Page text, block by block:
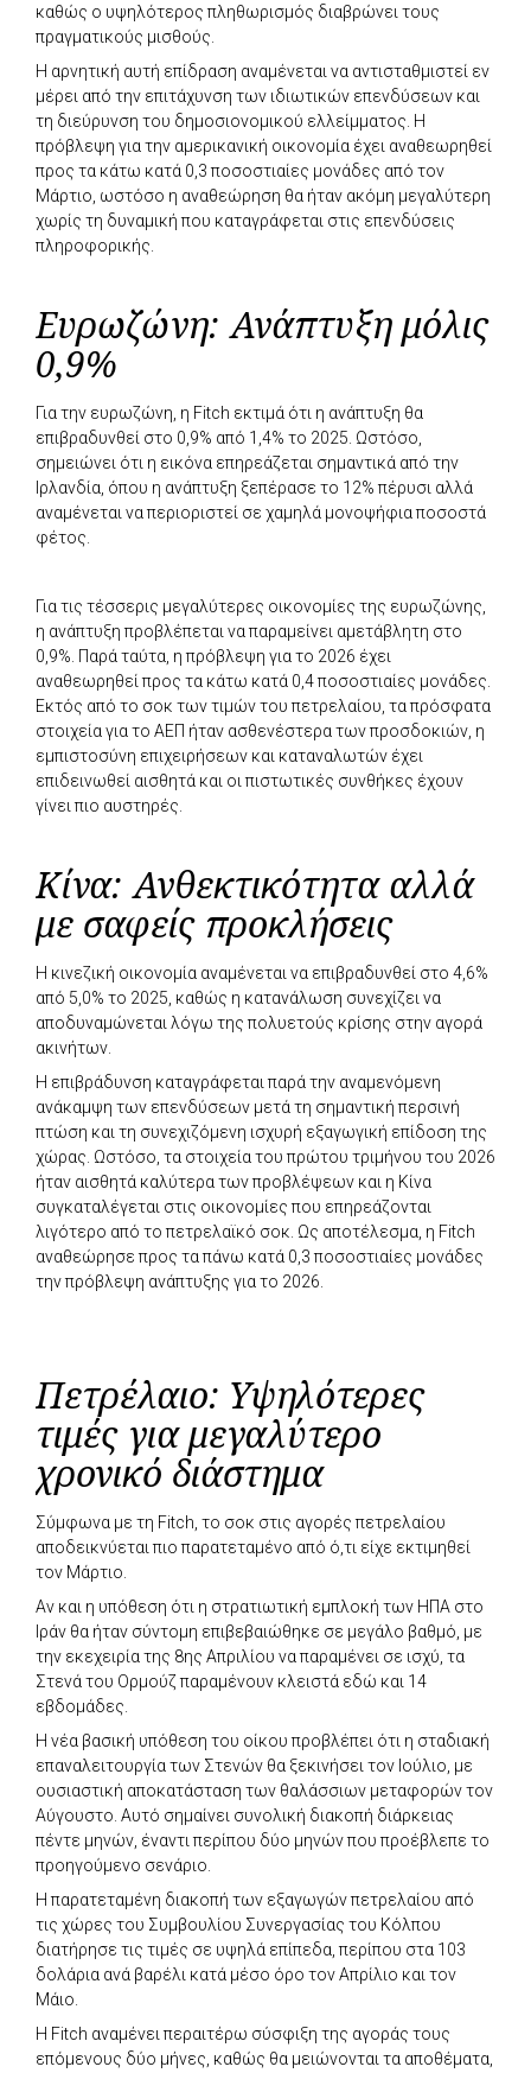
καθώς ο υψηλότερος πληθωρισμός διαβρώνει τους
πραγματικούς μισθούς.
Η αρνητική αυτή επίδραση αναμένεται να αντισταθμιστεί εν
μέρει από την επιτάχυνση των ιδιωτικών επενδύσεων και
τη διεύρυνση του δημοσιονομικού ελλείμματος. Η
πρόβλεψη για την αμερικανική οικονομία έχει αναθεωρηθεί
προς τα κάτω κατά 0,3 ποσοστιαίες μονάδες από τον
Μάρτιο, ωστόσο η αναθεώρηση θα ήταν ακόμη μεγαλύτερη
χωρίς τη δυναμική που καταγράφεται στις επενδύσεις
πληροφορικής.
Ευρωζώνη: Ανάπτυξη μόλις
0,9%
Για την ευρωζώνη, η Fitch εκτιμά ότι η ανάπτυξη θα
επιβραδυνθεί στο 0,9% από 1,4% το 2025. Ωστόσο,
σημειώνει ότι η εικόνα επηρεάζεται σημαντικά από την
Ιρλανδία, όπου η ανάπτυξη ξεπέρασε το 12% πέρυσι αλλά
αναμένεται να περιοριστεί σε χαμηλά μονοψήφια ποσοστά
φέτος.
Για τις τέσσερις μεγαλύτερες οικονομίες της ευρωζώνης,
η ανάπτυξη προβλέπεται να παραμείνει αμετάβλητη στο
0,9%. Παρά ταύτα, η πρόβλεψη για το 2026 έχει
αναθεωρηθεί προς τα κάτω κατά 0,4 ποσοστιαίες μονάδες.
Εκτός από το σοκ των τιμών του πετρελαίου, τα πρόσφατα
στοιχεία για το ΑΕΠ ήταν ασθενέστερα των προσδοκιών, η
εμπιστοσύνη επιχειρήσεων και καταναλωτών έχει
επιδεινωθεί αισθητά και οι πιστωτικές συνθήκες έχουν
γίνει πιο αυστηρές.
Κίνα: Ανθεκτικότητα αλλά
με σαφείς προκλήσεις
Η κινεζική οικονομία αναμένεται να επιβραδυνθεί στο 4,6%
από 5,0% το 2025, καθώς η κατανάλωση συνεχίζει να
αποδυναμώνεται λόγω της πολυετούς κρίσης στην αγορά
ακινήτων.
Η επιβράδυνση καταγράφεται παρά την αναμενόμενη
ανάκαμψη των επενδύσεων μετά τη σημαντική περσινή
πτώση και τη συνεχιζόμενη ισχυρή εξαγωγική επίδοση της
χώρας. Ωστόσο, τα στοιχεία του πρώτου τριμήνου του 2026
ήταν αισθητά καλύτερα των προβλέψεων και η Κίνα
συγκαταλέγεται στις οικονομίες που επηρεάζονται
λιγότερο από το πετρελαϊκό σοκ. Ως αποτέλεσμα, η Fitch
αναθεώρησε προς τα πάνω κατά 0,3 ποσοστιαίες μονάδες
την πρόβλεψη ανάπτυξης για το 2026.
Πετρέλαιο: Υψηλότερες
τιμές για μεγαλύτερο
χρονικό διάστημα
Σύμφωνα με τη Fitch, το σοκ στις αγορές πετρελαίου
αποδεικνύεται πιο παρατεταμένο από ό,τι είχε εκτιμηθεί
τον Μάρτιο.
Αν και η υπόθεση ότι η στρατιωτική εμπλοκή των ΗΠΑ στο
Ιράν θα ήταν σύντομη επιβεβαιώθηκε σε μεγάλο βαθμό, με
την εκεχειρία της 8ης Απριλίου να παραμένει σε ισχύ, τα
Στενά του Ορμούζ παραμένουν κλειστά εδώ και 14
εβδομάδες.
Η νέα βασική υπόθεση του οίκου προβλέπει ότι η σταδιακή
επαναλειτουργία των Στενών θα ξεκινήσει τον Ιούλιο, με
ουσιαστική αποκατάσταση των θαλάσσιων μεταφορών τον
Αύγουστο. Αυτό σημαίνει συνολική διακοπή διάρκειας
πέντε μηνών, έναντι περίπου δύο μηνών που προέβλεπε το
προηγούμενο σενάριο.
Η παρατεταμένη διακοπή των εξαγωγών πετρελαίου από
τις χώρες του Συμβουλίου Συνεργασίας του Κόλπου
διατήρησε τις τιμές σε υψηλά επίπεδα, περίπου στα 103
δολάρια ανά βαρέλι κατά μέσο όρο τον Απρίλιο και τον
Μάιο.
Η Fitch αναμένει περαιτέρω σύσφιξη της αγοράς τους
επόμενους δύο μήνες, καθώς θα μειώνονται τα αποθέματα,